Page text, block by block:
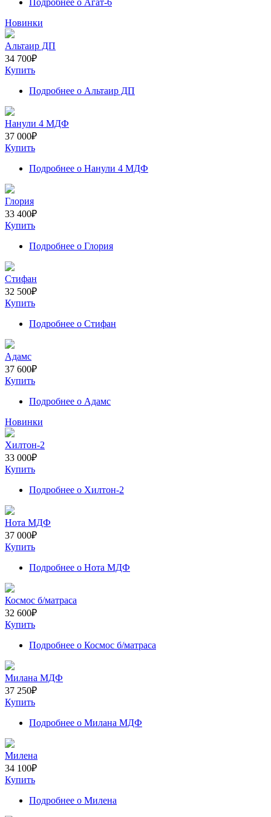
Новинки
Альтаир ДП
34 700₽
Купить
Подробнее о Альтаир ДП
Нанули 4 МДФ
37 000₽
Купить
Подробнее о Нанули 4 МДФ
Глория
33 400₽
Купить
Подробнее о Глория
Стифан
32 500₽
Купить
Подробнее о Стифан
Адамс
37 600₽
Купить
Подробнее о Адамс
Новинки
Хилтон-2
33 000₽
Купить
Подробнее о Хилтон-2
Нота МДФ
37 000₽
Купить
Подробнее о Нота МДФ
Космос б/матраса
32 600₽
Купить
Подробнее о Космос б/матраса
Милана МДФ
37 250₽
Купить
Подробнее о Милана МДФ
Милена
34 100₽
Купить
Подробнее о Милена